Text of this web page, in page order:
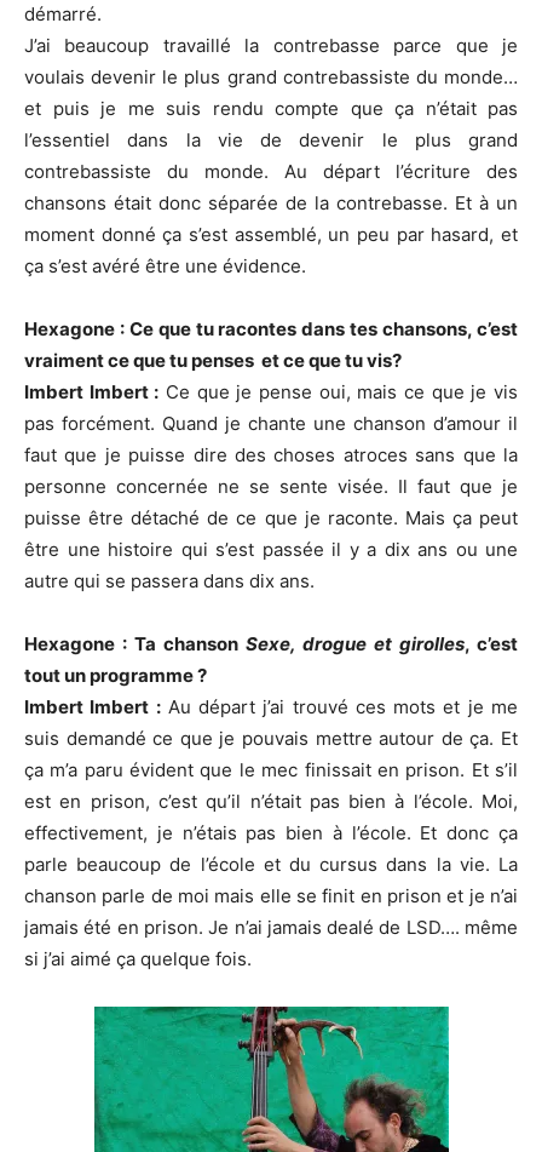
démarré.
J’ai beaucoup travaillé la contrebasse parce que je
voulais devenir le plus grand contrebassiste du monde…
et puis je me suis rendu compte que ça n’était pas
l’essentiel dans la vie de devenir le plus grand
contrebassiste du monde. Au départ l’écriture des
chansons était donc séparée de la contrebasse. Et à un
moment donné ça s’est assemblé, un peu par hasard, et
ça s’est avéré être une évidence.
Hexagone : Ce que tu racontes dans tes chansons, c’est
vraiment ce que tu penses et ce que tu vis?
Imbert Imbert : Ce que je pense oui, mais ce que je vis
pas forcément. Quand je chante une chanson d’amour il
faut que je puisse dire des choses atroces sans que la
personne concernée ne se sente visée. Il faut que je
puisse être détaché de ce que je raconte. Mais ça peut
être une histoire qui s’est passée il y a dix ans ou une
autre qui se passera dans dix ans.
Hexagone : Ta chanson Sexe, drogue et girolles, c’est
tout un programme ?
Imbert Imbert :Au départ j’ai trouvé ces mots et je me
suis demandé ce que je pouvais mettre autour de ça. Et
ça m’a paru évident que le mec finissait en prison. Et s’il
est en prison, c’est qu’il n’était pas bien à l’école. Moi,
effectivement, je n’étais pas bien à l’école. Et donc ça
parle beaucoup de l’école et du cursus dans la vie. La
chanson parle de moi mais elle se finit en prison et je n’ai
jamais été en prison. Je n’ai jamais dealé de LSD…. même
si j’ai aimé ça quelque fois.